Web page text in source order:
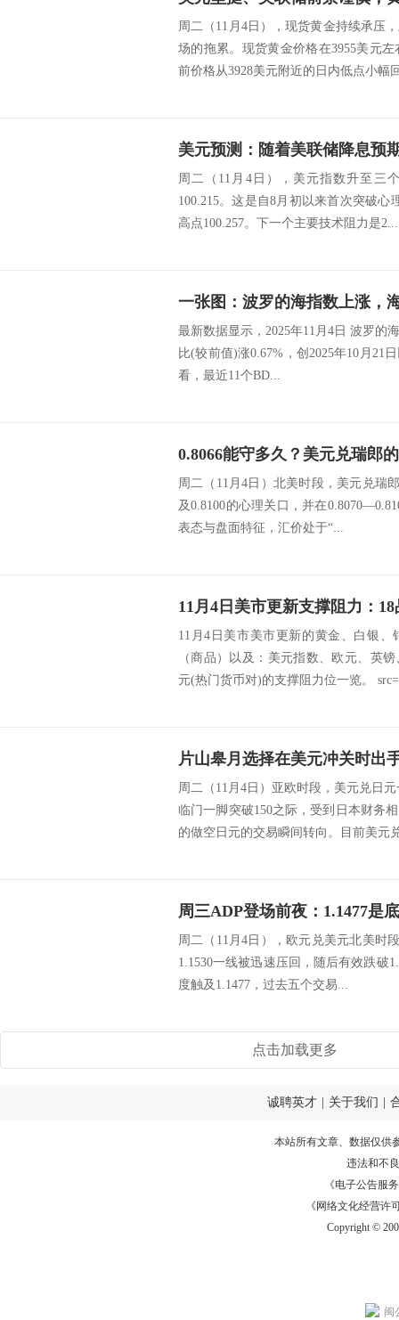
周二（11月4日），现货黄金持续承压
场的拖累。现货黄金价格在3955美元
前价格从3928美元附近的日内低点小幅
周二（11月4日），美元指数升至三
100.215。这是自8月初以来首次突破心
高点100.257。下一个主要技术阻力是2...
一张图：波罗的海指数上涨，
最新数据显示，2025年11月4日 波罗的
比(较前值)涨0.67%，创2025年10月21
看，最近11个BD...
0.8066能守多久？美元兑瑞郎
周二（11月4日）北美时段，美元兑瑞
及0.8100的心理关口，并在
表态与盘面特征，汇价处于“...
11月4日美市美市更新的黄金、白银
（商品）以及：美元指数、欧元、英
元(热门货币对)的支撑阻力位一览。
周二（11月4日）亚欧时段，美元兑日
临门一脚突破150之际，受到日本财务
的做空日元的交易瞬间转向。目前美元
周二（11月4日），欧元兑美元北美时
1.1530一线被迅速压回，随后有效跌破
度触及1.1477，过去五个交易...
点击加载更多
诚聘英才 关于我们
本站所有文章、数据仅供
违法和不
《电子公告服务
《网络文化经营许
Copyright ©
闽